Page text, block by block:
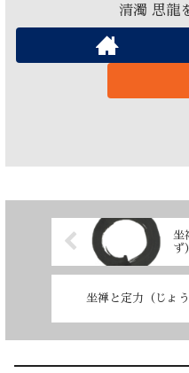
清濁 思龍
坐
ず
坐禅と定力（じょう